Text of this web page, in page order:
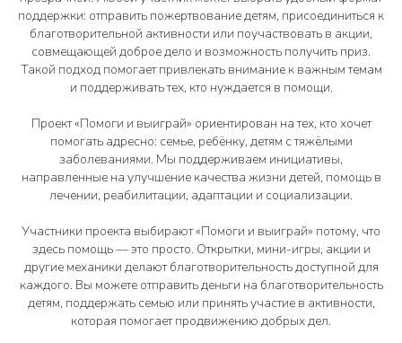
поддержки: отправить пожертвование детям, присоединиться к
благотворительной активности или поучаствовать в акции,
совмещающей доброе дело и возможность получить приз.
Такой подход помогает привлекать внимание к важным темам
и поддерживать тех, кто нуждается в помощи.
Проект «Помоги и выиграй» ориентирован на тех, кто хочет
помогать адресно: семье, ребёнку, детям с тяжёлыми
заболеваниями. Мы поддерживаем инициативы,
направленные на улучшение качества жизни детей, помощь в
лечении, реабилитации, адаптации и социализации.
Участники проекта выбирают «Помоги и выиграй» потому, что
здесь помощь — это просто. Открытки, мини-игры, акции и
другие механики делают благотворительность доступной для
каждого. Вы можете отправить деньги на благотворительность
детям, поддержать семью или принять участие в активности,
которая помогает продвижению добрых дел.